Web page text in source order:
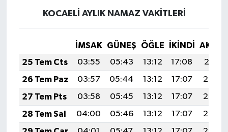
KOCAELİ AYLIK NAMAZ VAKITLERI
İMSAK GÜNEŞ ÖĞLE İKINDI
25 Tem Cts
03:55 05:43 13:12 17:08
20:31
26 Tem Paz
03:57 05:44 13:12 17:07
20:30
27 Tem Pts
03:58 05:45 13:12 17:07
20:29
28 Tem Sal
04:00 05:46 13:12 17:07
20:28